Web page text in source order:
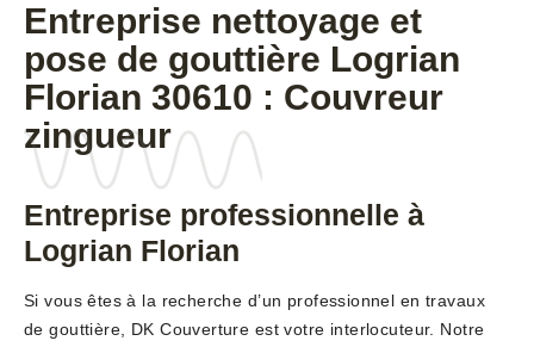
Entreprise nettoyage et
pose de gouttière Logrian
Florian 30610 : Couvreur
zingueur
Entreprise professionnelle à
Logrian Florian
Si vous êtes à la recherche d’un professionnel en travaux
de gouttière, DK Couverture est votre interlocuteur. Notre